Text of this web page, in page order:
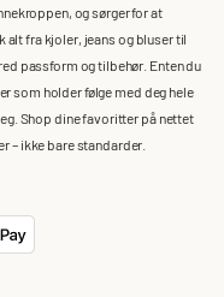
og sørger for at
alt fra kjoler, jeans og bluser til
passform og tilbehør. Enten du
som holder følge med deg hele
Shop dine favoritter på nettet
– ikke bare standarder.